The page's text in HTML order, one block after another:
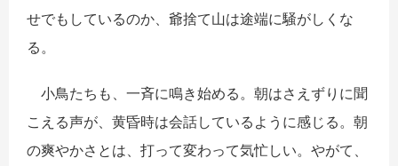
せでもしているのか、爺捨て山は途端に騒がしくな
る。
小鳥たちも、一斉に鳴き始める。朝はさえずりに聞
こえる声が、黄昏時は会話しているように感じる。朝
の爽やかさとは、打って変わって気忙しい。やがて、